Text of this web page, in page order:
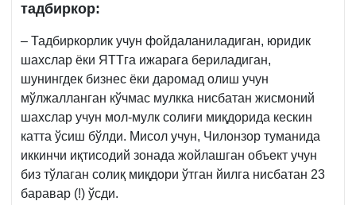
тадбиркор:
– Тадбиркорлик учун фойдаланиладиган, юридик
шахслар ёки ЯТТга ижарага бериладиган,
шунингдек бизнес ёки даромад олиш учун
мўлжалланган кўчмас мулкка нисбатан жисмоний
шахслар учун мол-мулк солиғи миқдорида кескин
катта ўсиш бўлди. Мисол учун, Чилонзор туманида
иккинчи иқтисодий зонада жойлашган объект учун
биз тўлаган солиқ миқдори ўтган йилга нисбатан 23
баравар (!) ўсди.